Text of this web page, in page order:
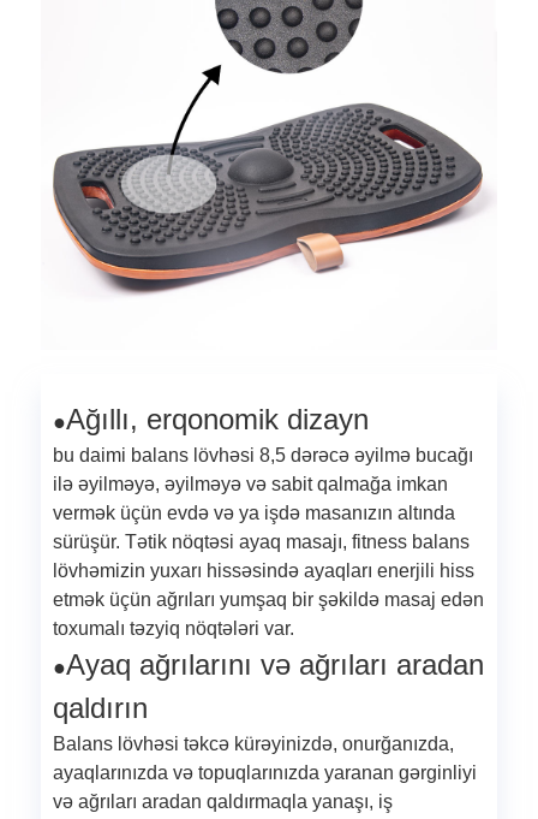
●Ağıllı, erqonomik dizayn
bu daimi balans lövhəsi 8,5 dərəcə əyilmə bucağı
ilə əyilməyə, əyilməyə və sabit qalmağa imkan
vermək üçün evdə və ya işdə masanızın altında
sürüşür. Tətik nöqtəsi ayaq masajı, fitness balans
lövhəmizin yuxarı hissəsində ayaqları enerjili hiss
etmək üçün ağrıları yumşaq bir şəkildə masaj edən
toxumalı təzyiq nöqtələri var.
●Ayaq ağrılarını və ağrıları aradan
qaldırın
Balans lövhəsi təkcə kürəyinizdə, onurğanızda,
ayaqlarınızda və topuqlarınızda yaranan gərginliyi
və ağrıları aradan qaldırmaqla yanaşı, iş